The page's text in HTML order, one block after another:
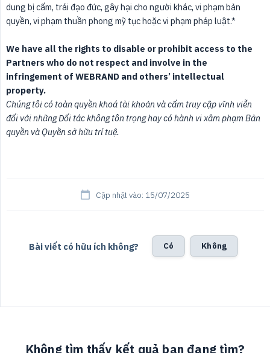
dung bị cấm, trái đạo đức, gây hại cho người khác, vi phạm bản
quyền, vi phạm thuần phong mỹ tục hoặc vi phạm pháp luật.*
We have all the rights to disable or prohibit access to the
Partners who do not respect and involve in the
infringement of WEBRAND and others’ intellectual
property.
Chúng tôi có toàn quyền khoá tài khoản và cấm truy cập vĩnh viễn
đối với những Đối tác không tôn trọng hay có hành vi xâm phạm Bản
quyền và Quyền sở hữu trí tuệ.
Cập nhật vào: 15/07/2025
Bài viết có hữu ích không? Có Không
Không tìm thấy kết quả bạn đang tìm?